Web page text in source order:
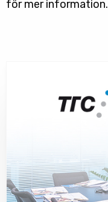
för mer information.